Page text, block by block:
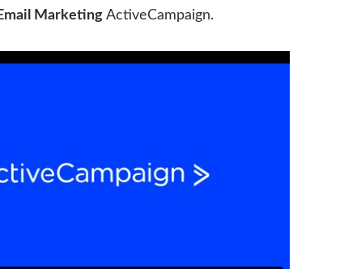
Marketing ActiveCampaign.